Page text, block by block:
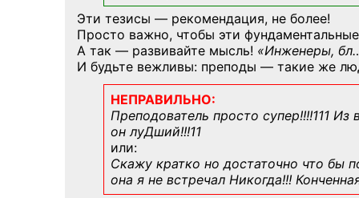
Эти тезисы — рекомендация, не более!
Просто важно, чтобы эти
А так — развивайте мысль! «Инженеры,
И будьте вежливы: преподы — такие же
НЕПРАВИЛЬНО:
Преподователь просто супер!!!!111
он луДший!!!11
или:
Скажу кратко но достаточно что бы
она я не встречал Никогда!!!